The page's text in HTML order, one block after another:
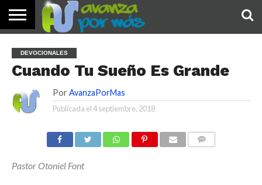
PALABRA
DE HOY
DEVOCIONALES
NOTICIAS
TESTIMONIOS
ORACIONES
SOBRE
NOSOTROS
IMÁGENES
DEVOCIONALES
Cuando Tu Sueño Es Grande
Por AvanzaPorMas
Publicada el4 septiembre, 2018
Pastor Otoniel Font